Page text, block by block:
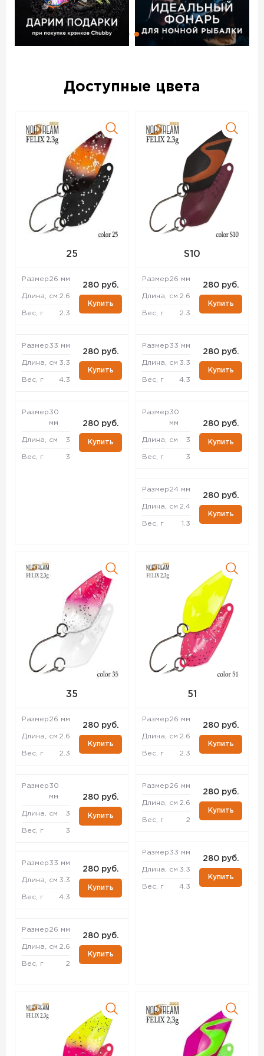
Доступные цвета
25
Размер26 мм
Длина, см 2.6
Вес, г 2.3
280 руб.
Купить
Размер33 мм
Длина, см 3.3
Вес, г 4.3
280 руб.
Купить
Размер30
мм
Длина, см 3
Вес, г 3
280 руб.
Купить
S10
Размер26 мм
Длина, см 2.6
Вес, г 2.3
280 руб.
Купить
Размер33 мм
Длина, см 3.3
Вес, г 4.3
280 руб.
Купить
Размер30
мм
Длина, см 3
Вес, г 3
280 руб.
Купить
Размер24 мм
Длина, см 2.4
Вес, г 1.3
280 руб.
Купить
35
Размер26 мм
Длина, см 2.6
Вес, г 2.3
280 руб.
Купить
Размер30
мм
Длина, см 3
Вес, г 3
280 руб.
Купить
Размер33 мм
Длина, см 3.3
Вес, г 4.3
280 руб.
Купить
Размер26 мм
Длина, см 2.6
Вес, г 2
280 руб.
Купить
51
Размер26 мм
Длина, см 2.6
Вес, г 2.3
280 руб.
Купить
Размер26 мм
Длина, см 2.6
Вес, г 2
280 руб.
Купить
Размер33 мм
Длина, см 3.3
Вес, г 4.3
280 руб.
Купить